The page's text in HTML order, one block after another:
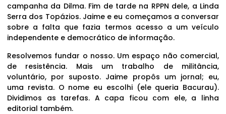
campanha da Dilma. Fim de tarde na RPPN dele, a Linda
Serra dos Topázios. Jaime e eu começamos a conversar
sobre a falta que fazia termos acesso a um veículo
independente e democrático de informação.
Resolvemos fundar o nosso. Um espaço não comercial,
de resistência. Mais um trabalho de militância,
voluntário, por suposto. Jaime propôs um jornal; eu,
uma revista. O nome eu escolhi (ele queria Bacurau).
Dividimos as tarefas. A capa ficou com ele, a linha
editorial também.